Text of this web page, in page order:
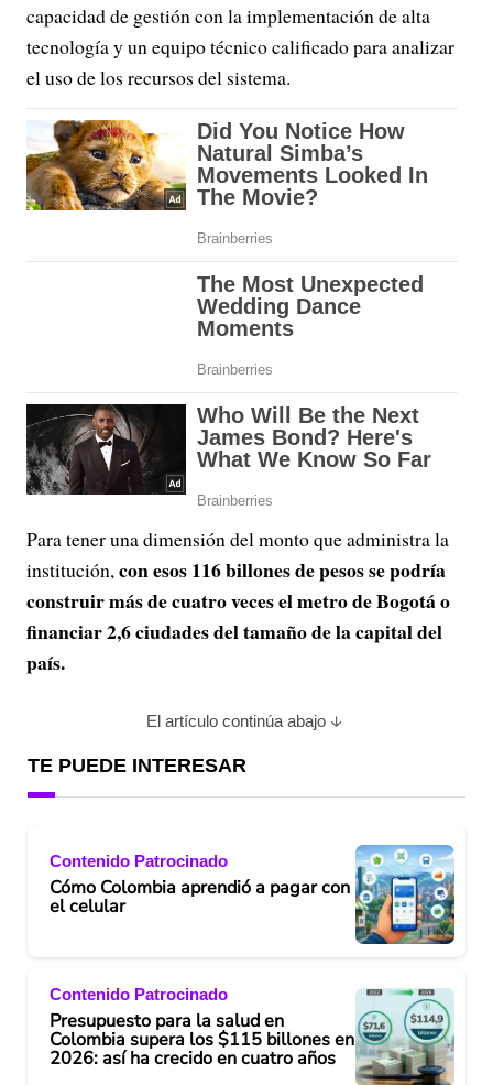
capacidad de gestión con la implementación de alta
tecnología y un equipo técnico calificado para analizar
el uso de los recursos del sistema.
Para tener una dimensión del monto que administra la
institución,con esos 116 billones de pesos se podría
construir más de cuatro veces el metro de Bogotá o
financiar 2,6 ciudades del tamaño de la capital del
país.
El artículo continúa abajo
TE PUEDE INTERESAR
Contenido Patrocinado
Cómo Colombia aprendió a pagar con
el celular
Contenido Patrocinado
Presupuesto para la salud en
Colombia supera los $115 billones en
2026: así ha crecido en cuatro años